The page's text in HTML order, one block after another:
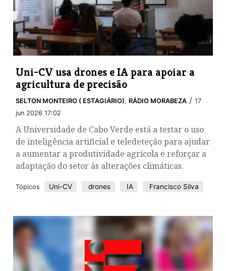
Uni-CV usa drones e IA para apoiar a
agricultura de precisão
SELTON MONTEIRO ( ESTAGIÁRIO), RÁDIO MORABEZA / 17
jun 2026 17:02
A Universidade de Cabo Verde está a testar o uso
de inteligência artificial e teledeteção para ajudar
a aumentar a produtividade agrícola e reforçar a
adaptação do setor às alterações climáticas.
Tópicos Uni-CV drones IA Francisco Silva